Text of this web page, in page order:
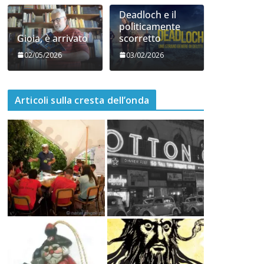
di Ghilarza
06/05/2026
mangerecci
05/05/2026
02/05/2026
Deadloch e il
03/02/2026
Articoli sulla cresta dell’onda